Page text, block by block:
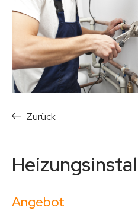
Zurück
Angebot